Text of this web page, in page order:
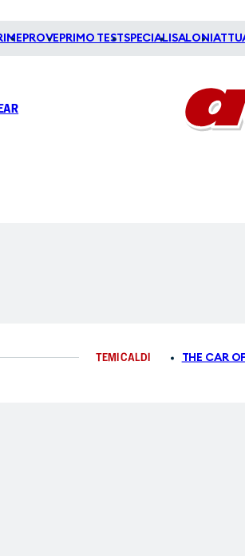
PROVE PRIMO TESTSPECIALI SALONI
TEMI CALDI THE CAR